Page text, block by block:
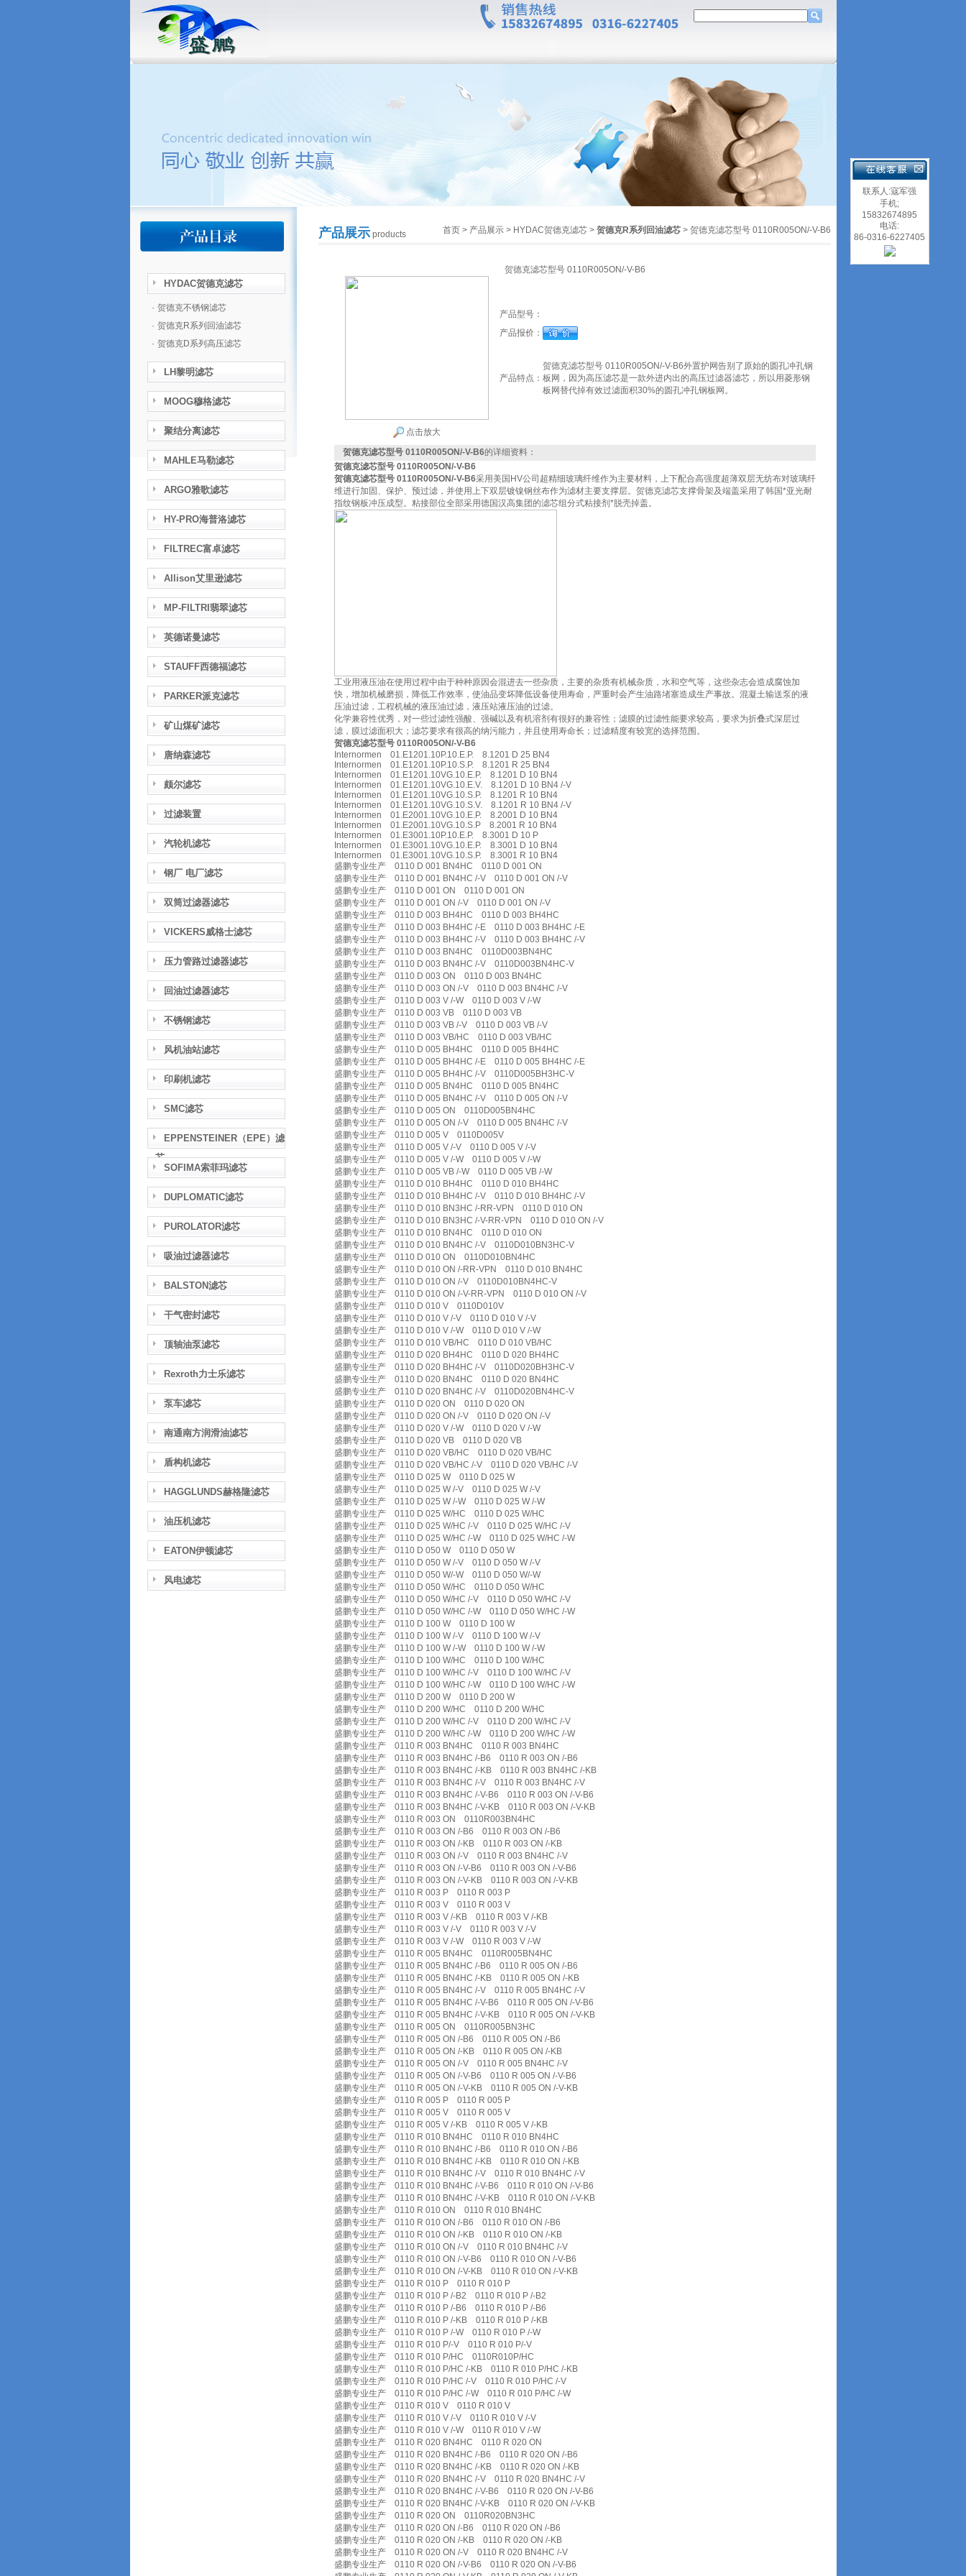
HYDAC贺德克滤芯
· 贺德克不锈钢滤芯
· 贺德克R系列回油滤芯
· 贺德克D系列高压滤芯
LH黎明滤芯
MOOG穆格滤芯
聚结分离滤芯
MAHLE马勒滤芯
ARGO雅歌滤芯
HY-PRO海普洛滤芯
FILTREC富卓滤芯
Allison艾里逊滤芯
MP-FILTRI翡翠滤芯
英德诺曼滤芯
STAUFF西德福滤芯
PARKER派克滤芯
矿山煤矿滤芯
唐纳森滤芯
颇尔滤芯
过滤装置
汽轮机滤芯
钢厂 电厂滤芯
双筒过滤器滤芯
VICKERS威格士滤芯
压力管路过滤器滤芯
回油过滤器滤芯
不锈钢滤芯
风机油站滤芯
印刷机滤芯
SMC滤芯
EPPENSTEINER（EPE）滤
芯
SOFIMA索菲玛滤芯
DUPLOMATIC滤芯
PUROLATOR滤芯
吸油过滤器滤芯
BALSTON滤芯
干气密封滤芯
顶轴油泵滤芯
Rexroth力士乐滤芯
泵车滤芯
南通南方润滑油滤芯
盾构机滤芯
HAGGLUNDS赫格隆滤芯
油压机滤芯
EATON伊顿滤芯
风电滤芯
产品展示 products 首页 > 产品展示 > HYDAC贺德克滤芯 > 贺德克R系列回油滤芯 > 贺德克滤芯型号 0110R005ON/-V-B6
贺德克滤芯型号 0110R005ON/-V-B6
点击放大
产品型号：
产品报价：
产品特点：
贺德克滤芯型号 0110R005ON/-V-B6外置护网告别了原始的圆孔冲孔钢
板网，因为高压滤芯是一款外进内出的高压过滤器滤芯，所以用菱形钢
板网替代掉有效过滤面积30%的圆孔冲孔钢板网。
贺德克滤芯型号 0110R005ON/-V-B6的详细资料：
贺德克滤芯型号 0110R005ON/-V-B6
贺德克滤芯型号 0110R005ON/-V-B6采用美国HV公司超精细玻璃纤维作为主要材料，上下配合高强度超薄双层无纺布对玻璃纤
维进行加固、保护、预过滤，并使用上下双层镀镍钢丝布作为滤材主要支撑层。贺德克滤芯支撑骨架及端盖采用了韩国*亚光耐
指纹钢板冲压成型。粘接部位全部采用德国汉高集团的滤芯组分式粘接剂*脱壳掉盖。
工业用液压油在使用过程中由于种种原因会混进去一些杂质，主要的杂质有机械杂质，水和空气等，这些杂志会造成腐蚀加
快，增加机械磨损，降低工作效率，使油品变坏降低设备使用寿命，严重时会产生油路堵塞造成生产事故。混凝土输送泵的液
压油过滤，工程机械的液压油过滤，液压站液压油的过滤。
化学兼容性优秀，对一些过滤性强酸、强碱以及有机溶剂有很好的兼容性；滤膜的过滤性能要求较高，要求为折叠式深层过
滤，膜过滤面积大；滤芯要求有很高的纳污能力，并且使用寿命长；过滤精度有较宽的选择范围。
贺德克滤芯型号 0110R005ON/-V-B6
Internormen 01.E1201.10P.10.E.P. 8.1201 D 25 BN4
Internormen 01.E1201.10P.10.S.P. 8.1201 R 25 BN4
Internormen 01.E1201.10VG.10.E.P. 8.1201 D 10 BN4
Internormen 01.E1201.10VG.10.E.V. 8.1201 D 10 BN4 /-V
Internormen 01.E1201.10VG.10.S.P. 8.1201 R 10 BN4
Internormen 01.E1201.10VG.10.S.V. 8.1201 R 10 BN4 /-V
Internormen 01.E2001.10VG.10.E.P. 8.2001 D 10 BN4
Internormen 01.E2001.10VG.10.S.P 8.2001 R 10 BN4
Internormen 01.E3001.10P.10.E.P. 8.3001 D 10 P
Internormen 01.E3001.10VG.10.E.P. 8.3001 D 10 BN4
Internormen 01.E3001.10VG.10.S.P. 8.3001 R 10 BN4
盛鹏专业生产 0110 D 001 BN4HC 0110 D 001 ON
盛鹏专业生产 0110 D 001 BN4HC /-V 0110 D 001 ON /-V
盛鹏专业生产 0110 D 001 ON 0110 D 001 ON
盛鹏专业生产 0110 D 001 ON /-V 0110 D 001 ON /-V
盛鹏专业生产 0110 D 003 BH4HC 0110 D 003 BH4HC
盛鹏专业生产 0110 D 003 BH4HC /-E 0110 D 003 BH4HC /-E
盛鹏专业生产 0110 D 003 BH4HC /-V 0110 D 003 BH4HC /-V
盛鹏专业生产 0110 D 003 BN4HC 0110D003BN4HC
盛鹏专业生产 0110 D 003 BN4HC /-V 0110D003BN4HC-V
盛鹏专业生产 0110 D 003 ON 0110 D 003 BN4HC
盛鹏专业生产 0110 D 003 ON /-V 0110 D 003 BN4HC /-V
盛鹏专业生产 0110 D 003 V /-W 0110 D 003 V /-W
盛鹏专业生产 0110 D 003 VB 0110 D 003 VB
盛鹏专业生产 0110 D 003 VB /-V 0110 D 003 VB /-V
盛鹏专业生产 0110 D 003 VB/HC 0110 D 003 VB/HC
盛鹏专业生产 0110 D 005 BH4HC 0110 D 005 BH4HC
盛鹏专业生产 0110 D 005 BH4HC /-E 0110 D 005 BH4HC /-E
盛鹏专业生产 0110 D 005 BH4HC /-V 0110D005BH3HC-V
盛鹏专业生产 0110 D 005 BN4HC 0110 D 005 BN4HC
盛鹏专业生产 0110 D 005 BN4HC /-V 0110 D 005 ON /-V
盛鹏专业生产 0110 D 005 ON 0110D005BN4HC
盛鹏专业生产 0110 D 005 ON /-V 0110 D 005 BN4HC /-V
盛鹏专业生产 0110 D 005 V 0110D005V
盛鹏专业生产 0110 D 005 V /-V 0110 D 005 V /-V
盛鹏专业生产 0110 D 005 V /-W 0110 D 005 V /-W
盛鹏专业生产 0110 D 005 VB /-W 0110 D 005 VB /-W
盛鹏专业生产 0110 D 010 BH4HC 0110 D 010 BH4HC
盛鹏专业生产 0110 D 010 BH4HC /-V 0110 D 010 BH4HC /-V
盛鹏专业生产 0110 D 010 BN3HC /-RR-VPN 0110 D 010 ON
盛鹏专业生产 0110 D 010 BN3HC /-V-RR-VPN 0110 D 010 ON /-V
盛鹏专业生产 0110 D 010 BN4HC 0110 D 010 ON
盛鹏专业生产 0110 D 010 BN4HC /-V 0110D010BN3HC-V
盛鹏专业生产 0110 D 010 ON 0110D010BN4HC
盛鹏专业生产 0110 D 010 ON /-RR-VPN 0110 D 010 BN4HC
盛鹏专业生产 0110 D 010 ON /-V 0110D010BN4HC-V
盛鹏专业生产 0110 D 010 ON /-V-RR-VPN 0110 D 010 ON /-V
盛鹏专业生产 0110 D 010 V 0110D010V
盛鹏专业生产 0110 D 010 V /-V 0110 D 010 V /-V
盛鹏专业生产 0110 D 010 V /-W 0110 D 010 V /-W
盛鹏专业生产 0110 D 010 VB/HC 0110 D 010 VB/HC
盛鹏专业生产 0110 D 020 BH4HC 0110 D 020 BH4HC
盛鹏专业生产 0110 D 020 BH4HC /-V 0110D020BH3HC-V
盛鹏专业生产 0110 D 020 BN4HC 0110 D 020 BN4HC
盛鹏专业生产 0110 D 020 BN4HC /-V 0110D020BN4HC-V
盛鹏专业生产 0110 D 020 ON 0110 D 020 ON
盛鹏专业生产 0110 D 020 ON /-V 0110 D 020 ON /-V
盛鹏专业生产 0110 D 020 V /-W 0110 D 020 V /-W
盛鹏专业生产 0110 D 020 VB 0110 D 020 VB
盛鹏专业生产 0110 D 020 VB/HC 0110 D 020 VB/HC
盛鹏专业生产 0110 D 020 VB/HC /-V 0110 D 020 VB/HC /-V
盛鹏专业生产 0110 D 025 W 0110 D 025 W
盛鹏专业生产 0110 D 025 W /-V 0110 D 025 W /-V
盛鹏专业生产 0110 D 025 W /-W 0110 D 025 W /-W
盛鹏专业生产 0110 D 025 W/HC 0110 D 025 W/HC
盛鹏专业生产 0110 D 025 W/HC /-V 0110 D 025 W/HC /-V
盛鹏专业生产 0110 D 025 W/HC /-W 0110 D 025 W/HC /-W
盛鹏专业生产 0110 D 050 W 0110 D 050 W
盛鹏专业生产 0110 D 050 W /-V 0110 D 050 W /-V
盛鹏专业生产 0110 D 050 W/-W 0110 D 050 W/-W
盛鹏专业生产 0110 D 050 W/HC 0110 D 050 W/HC
盛鹏专业生产 0110 D 050 W/HC /-V 0110 D 050 W/HC /-V
盛鹏专业生产 0110 D 050 W/HC /-W 0110 D 050 W/HC /-W
盛鹏专业生产 0110 D 100 W 0110 D 100 W
盛鹏专业生产 0110 D 100 W /-V 0110 D 100 W /-V
盛鹏专业生产 0110 D 100 W /-W 0110 D 100 W /-W
盛鹏专业生产 0110 D 100 W/HC 0110 D 100 W/HC
盛鹏专业生产 0110 D 100 W/HC /-V 0110 D 100 W/HC /-V
盛鹏专业生产 0110 D 100 W/HC /-W 0110 D 100 W/HC /-W
盛鹏专业生产 0110 D 200 W 0110 D 200 W
盛鹏专业生产 0110 D 200 W/HC 0110 D 200 W/HC
盛鹏专业生产 0110 D 200 W/HC /-V 0110 D 200 W/HC /-V
盛鹏专业生产 0110 D 200 W/HC /-W 0110 D 200 W/HC /-W
盛鹏专业生产 0110 R 003 BN4HC 0110 R 003 BN4HC
盛鹏专业生产 0110 R 003 BN4HC /-B6 0110 R 003 ON /-B6
盛鹏专业生产 0110 R 003 BN4HC /-KB 0110 R 003 BN4HC /-KB
盛鹏专业生产 0110 R 003 BN4HC /-V 0110 R 003 BN4HC /-V
盛鹏专业生产 0110 R 003 BN4HC /-V-B6 0110 R 003 ON /-V-B6
盛鹏专业生产 0110 R 003 BN4HC /-V-KB 0110 R 003 ON /-V-KB
盛鹏专业生产 0110 R 003 ON 0110R003BN4HC
盛鹏专业生产 0110 R 003 ON /-B6 0110 R 003 ON /-B6
盛鹏专业生产 0110 R 003 ON /-KB 0110 R 003 ON /-KB
盛鹏专业生产 0110 R 003 ON /-V 0110 R 003 BN4HC /-V
盛鹏专业生产 0110 R 003 ON /-V-B6 0110 R 003 ON /-V-B6
盛鹏专业生产 0110 R 003 ON /-V-KB 0110 R 003 ON /-V-KB
盛鹏专业生产 0110 R 003 P 0110 R 003 P
盛鹏专业生产 0110 R 003 V 0110 R 003 V
盛鹏专业生产 0110 R 003 V /-KB 0110 R 003 V /-KB
盛鹏专业生产 0110 R 003 V /-V 0110 R 003 V /-V
盛鹏专业生产 0110 R 003 V /-W 0110 R 003 V /-W
盛鹏专业生产 0110 R 005 BN4HC 0110R005BN4HC
盛鹏专业生产 0110 R 005 BN4HC /-B6 0110 R 005 ON /-B6
盛鹏专业生产 0110 R 005 BN4HC /-KB 0110 R 005 ON /-KB
盛鹏专业生产 0110 R 005 BN4HC /-V 0110 R 005 BN4HC /-V
盛鹏专业生产 0110 R 005 BN4HC /-V-B6 0110 R 005 ON /-V-B6
盛鹏专业生产 0110 R 005 BN4HC /-V-KB 0110 R 005 ON /-V-KB
盛鹏专业生产 0110 R 005 ON 0110R005BN3HC
盛鹏专业生产 0110 R 005 ON /-B6 0110 R 005 ON /-B6
盛鹏专业生产 0110 R 005 ON /-KB 0110 R 005 ON /-KB
盛鹏专业生产 0110 R 005 ON /-V 0110 R 005 BN4HC /-V
盛鹏专业生产 0110 R 005 ON /-V-B6 0110 R 005 ON /-V-B6
盛鹏专业生产 0110 R 005 ON /-V-KB 0110 R 005 ON /-V-KB
盛鹏专业生产 0110 R 005 P 0110 R 005 P
盛鹏专业生产 0110 R 005 V 0110 R 005 V
盛鹏专业生产 0110 R 005 V /-KB 0110 R 005 V /-KB
盛鹏专业生产 0110 R 010 BN4HC 0110 R 010 BN4HC
盛鹏专业生产 0110 R 010 BN4HC /-B6 0110 R 010 ON /-B6
盛鹏专业生产 0110 R 010 BN4HC /-KB 0110 R 010 ON /-KB
盛鹏专业生产 0110 R 010 BN4HC /-V 0110 R 010 BN4HC /-V
盛鹏专业生产 0110 R 010 BN4HC /-V-B6 0110 R 010 ON /-V-B6
盛鹏专业生产 0110 R 010 BN4HC /-V-KB 0110 R 010 ON /-V-KB
盛鹏专业生产 0110 R 010 ON 0110 R 010 BN4HC
盛鹏专业生产 0110 R 010 ON /-B6 0110 R 010 ON /-B6
盛鹏专业生产 0110 R 010 ON /-KB 0110 R 010 ON /-KB
盛鹏专业生产 0110 R 010 ON /-V 0110 R 010 BN4HC /-V
盛鹏专业生产 0110 R 010 ON /-V-B6 0110 R 010 ON /-V-B6
盛鹏专业生产 0110 R 010 ON /-V-KB 0110 R 010 ON /-V-KB
盛鹏专业生产 0110 R 010 P 0110 R 010 P
盛鹏专业生产 0110 R 010 P /-B2 0110 R 010 P /-B2
盛鹏专业生产 0110 R 010 P /-B6 0110 R 010 P /-B6
盛鹏专业生产 0110 R 010 P /-KB 0110 R 010 P /-KB
盛鹏专业生产 0110 R 010 P /-W 0110 R 010 P /-W
盛鹏专业生产 0110 R 010 P/-V 0110 R 010 P/-V
盛鹏专业生产 0110 R 010 P/HC 0110R010P/HC
盛鹏专业生产 0110 R 010 P/HC /-KB 0110 R 010 P/HC /-KB
盛鹏专业生产 0110 R 010 P/HC /-V 0110 R 010 P/HC /-V
盛鹏专业生产 0110 R 010 P/HC /-W 0110 R 010 P/HC /-W
盛鹏专业生产 0110 R 010 V 0110 R 010 V
盛鹏专业生产 0110 R 010 V /-V 0110 R 010 V /-V
盛鹏专业生产 0110 R 010 V /-W 0110 R 010 V /-W
盛鹏专业生产 0110 R 020 BN4HC 0110 R 020 ON
盛鹏专业生产 0110 R 020 BN4HC /-B6 0110 R 020 ON /-B6
盛鹏专业生产 0110 R 020 BN4HC /-KB 0110 R 020 ON /-KB
盛鹏专业生产 0110 R 020 BN4HC /-V 0110 R 020 BN4HC /-V
盛鹏专业生产 0110 R 020 BN4HC /-V-B6 0110 R 020 ON /-V-B6
盛鹏专业生产 0110 R 020 BN4HC /-V-KB 0110 R 020 ON /-V-KB
盛鹏专业生产 0110 R 020 ON 0110R020BN3HC
盛鹏专业生产 0110 R 020 ON /-B6 0110 R 020 ON /-B6
盛鹏专业生产 0110 R 020 ON /-KB 0110 R 020 ON /-KB
盛鹏专业生产 0110 R 020 ON /-V 0110 R 020 BN4HC /-V
盛鹏专业生产 0110 R 020 ON /-V-B6 0110 R 020 ON /-V-B6
联系人:寇军强
手机;
15832674895
电话:
86-0316-6227405